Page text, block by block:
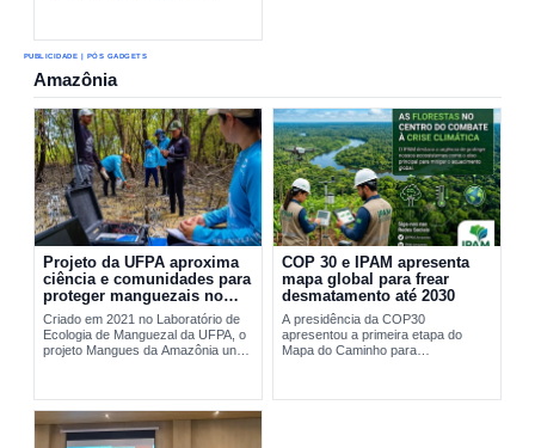
PUBLICIDADE | PÓS GADGETS
Amazônia
Projeto da UFPA aproxima
ciência e comunidades para
proteger manguezais no
Pará
Criado em 2021 no Laboratório de
Ecologia de Manguezal da UFPA, o
projeto Mangues da Amazônia une
COP 30 e IPAM apresenta
mapa global para frear
desmatamento até 2030
A presidência da COP30
apresentou a primeira etapa do
Mapa do Caminho para